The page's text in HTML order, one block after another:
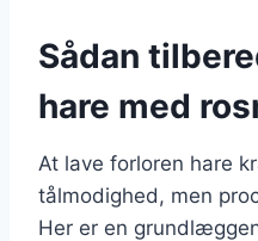
Sådan
hare med
At lave forloren hare
tålmodighed, men
Her er en